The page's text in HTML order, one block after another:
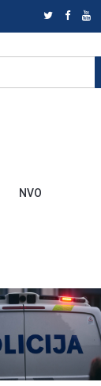
NVO